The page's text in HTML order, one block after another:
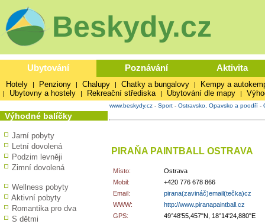
Beskydy.cz
Ubytování Poznávání Aktivita
Hotely | Penziony | Chalupy | Chatky a bungalovy | Kempy a
| Ubytovny a hostely | Rekreační střediska | Ubytování dle mapy |
Výhodné balíčky
Jarní pobyty
Letní dovolená
Podzim levněji
Zimní dovolená
Wellness pobyty
Aktivní pobyty
Romantika pro dva
S dětmi
www.beskydy.cz - Sport - Ostravsko, Opavsko a poodří -
PIRAŇA PAINTBALL OSTRAVA
Místo:
Ostrava
Mobil:
+420 776 678 866
Email:
pirana(zavináč)email(tečka)cz
WWW:
http://www.piranapaintball.cz
GPS:
49°48'55,457"N, 18°14'24,880"E